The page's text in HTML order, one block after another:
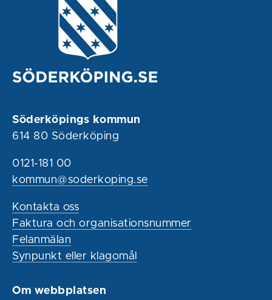
Söderköpings kommun
614 80 Söderköping
0121-181 00
kommun@soderkoping.se
Kontakta oss
Faktura och organisationsnummer
Felanmälan
Synpunkt eller klagomål
Om webbplatsen